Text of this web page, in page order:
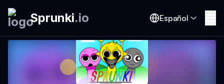
Sprunki.io Español